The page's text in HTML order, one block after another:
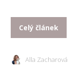
Celý článek
Alla Zacharová